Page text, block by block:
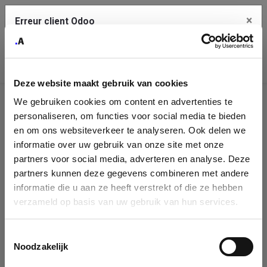
Deze website maakt gebruik van cookies
We gebruiken cookies om content en advertenties te
personaliseren, om functies voor social media te bieden
en om ons websiteverkeer te analyseren. Ook delen we
informatie over uw gebruik van onze site met onze
partners voor social media, adverteren en analyse. Deze
partners kunnen deze gegevens combineren met andere
informatie die u aan ze heeft verstrekt of die ze hebben
verzameld op basis van uw gebruik van hun services.
Noodzakelijk
Identification
de
l'entreprise
Please fill in your company details
form. If you don't find your company in our database, you can create
a new company record with the button below.
Erreur client Odoo ×
Une erreur s'est produite
Utilisez le bouton Copier pour reporter cette erreur à votre
service de support.
Voir les détails
Ok